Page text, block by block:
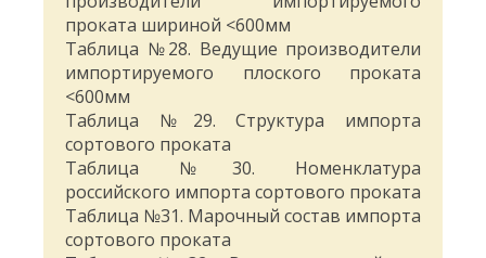
проката шириной <600мм
Таблица №28. Ведущие производители
импортируемого плоского проката
<600мм
Таблица №29. Структура импорта
сортового проката
Таблица №30. Номенклатура
российского импорта сортового проката
Таблица №31. Марочный состав импорта
сортового проката